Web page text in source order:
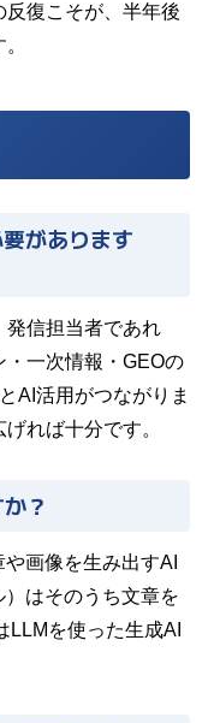
復こそが、半年後
があります
発信担当者であれ
一次情報・GEOの
AI活用がつながりま
れば十分です。
？
画像を生み出すAI
はそのうち文章を
LLMを使った生成AI